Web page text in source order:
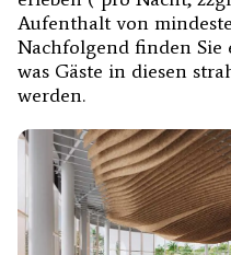
Aufenthalt von
Nachfolgend finden Sie
was Gäste in diesen
werden.